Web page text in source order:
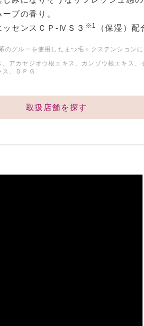
ブの香り。
ッセンスＣＰ-ⅣＳ３ ※1 （保湿）配
のグルーを使用したまつ毛エクステンションに
アカヤジオウ根エキス、カンゾウ根エキス、
、ＤＰＧ
取扱店舗を探す